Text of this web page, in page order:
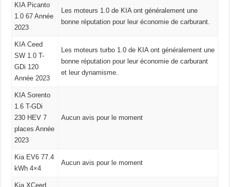
KIA Picanto
1.0 67 Année
2023
Les moteurs 1.0 de KIA ont généralement une
bonne réputation pour leur économie de carburant.
KIA Ceed
SW 1.0 T-
GDi 120
Année 2023
Les moteurs turbo 1.0 de KIA ont généralement une
bonne réputation pour leur économie de carburant
et leur dynamisme.
KIA Sorento
1.6 T-GDi
230 HEV 7
places Année
2023
Aucun avis pour le moment
Kia EV6 77.4
kWh 4×4
Aucun avis pour le moment
Kia XCeed